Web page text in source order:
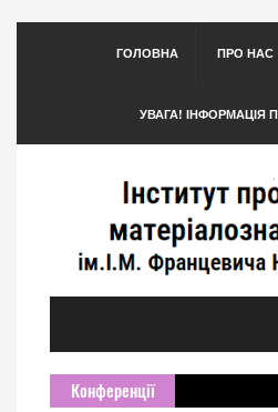
ГОЛОВНА ПРО НАС
УВАГА! ІНФОРМАЦІЯ
Конференції